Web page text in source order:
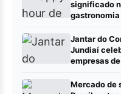
significado
Jantar do
Jundiaí
empresas
Mercado de